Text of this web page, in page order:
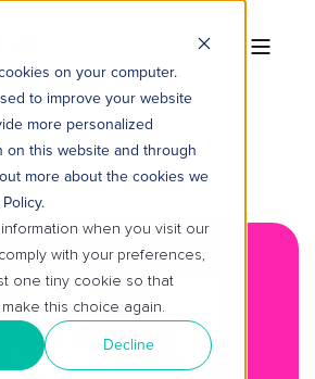
on your computer.
to improve your website
more personalized
on this website and through
more about the cookies we
when you visit our
with your preferences,
one tiny cookie so that
this choice again.
Decline